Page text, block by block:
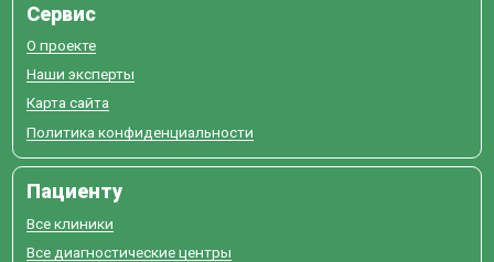
Сервис
О проекте
Наши эксперты
Карта сайта
Политика конфиденциальности
Пациенту
Все клиники
Все диагностические центры